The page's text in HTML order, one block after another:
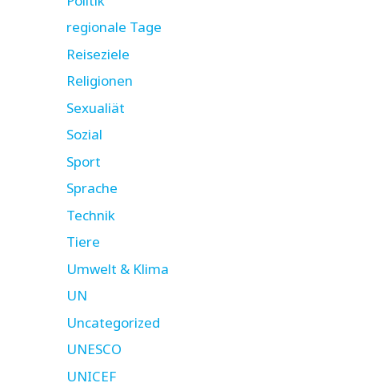
regionale Tage
Reiseziele
Religionen
Sexualiät
Sozial
Sport
Sprache
Technik
Tiere
Umwelt & Klima
UN
Uncategorized
UNESCO
UNICEF